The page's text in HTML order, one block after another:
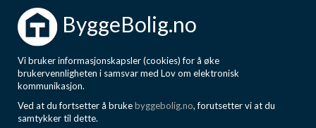
ByggeBolig.no
Vi bruker informasjonskapsler (cookies) for å øke
brukervennligheten i samsvar med Lov om elektronisk
kommunikasjon.
Ved at du fortsetter å brukebyggebolig.no, forutsetter vi at du
samtykker til dette.